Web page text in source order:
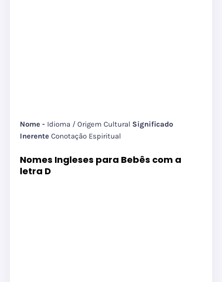
Nome - Idioma / Origem Cultural Significado
Inerente Conotação Espiritual
Nomes Ingleses para Bebês com a
letra D